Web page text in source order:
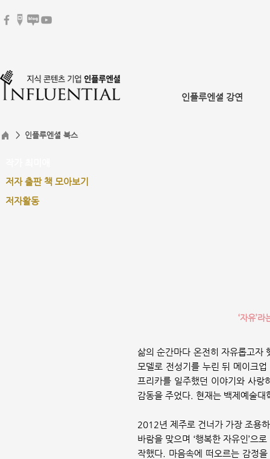
인플루엔셜 강연
> 인플루엔셜 북스
저자 출판 책 모아보기
저자활동
‘자유’
삶의 순간마다 온전히 자유롭고자
모델로 전성기를 누린 뒤 메이크
프리카를 일주했던 이야기와 사랑
감동을 주었다. 현재는 백제예술
2012년 제주로 건너가 가장 조용
바람을 맞으며 ‘행복한 자유인’으
작했다. 마음속에 떠오르는 감정